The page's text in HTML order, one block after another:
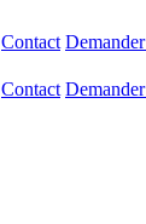
Contact
Contact